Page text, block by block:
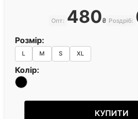
Опт: 480₴ Роздріб:
Розмір:
L M S XL
Колір:
КУПИТИ